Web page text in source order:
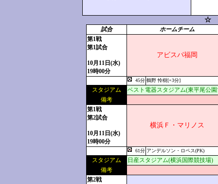
☆
試合
ホームチーム
第1戦
第1試合
10月11日(水)
19時00分
アビスパ福岡
45分 鶴野 怜樹[+3分]
スタジアム
ベスト電器スタジアム(東平尾公
備考
第1戦
第2試合
10月11日(水)
19時00分
横浜Ｆ・マリノス
61分 アンデルソン・ロペス(PK)
スタジアム
日産スタジアム(横浜国際競技場)
備考
第2戦